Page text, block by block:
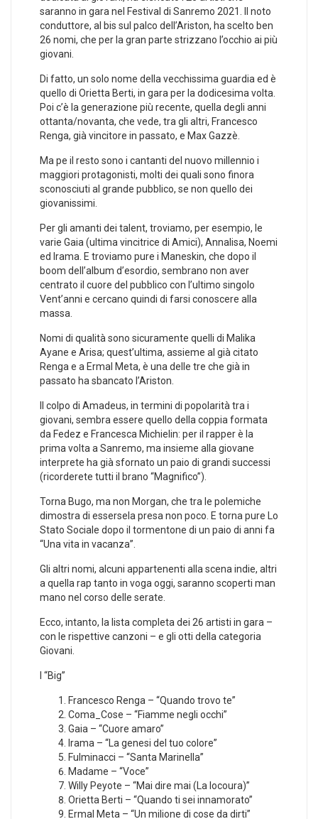
saranno in gara nel Festival di Sanremo 2021. Il noto
conduttore, al bis sul palco dell’Ariston, ha scelto ben
26 nomi, che per la gran parte strizzano l’occhio ai più
giovani.
Di fatto, un solo nome della vecchissima guardia ed è
quello di Orietta Berti, in gara per la dodicesima volta.
Poi c’è la generazione più recente, quella degli anni
ottanta/novanta, che vede, tra gli altri, Francesco
Renga, già vincitore in passato, e Max Gazzè.
Ma pe il resto sono i cantanti del nuovo millennio i
maggiori protagonisti, molti dei quali sono finora
sconosciuti al grande pubblico, se non quello dei
giovanissimi.
Per gli amanti dei talent, troviamo, per esempio, le
varie Gaia (ultima vincitrice di Amici), Annalisa, Noemi
ed Irama. E troviamo pure i Maneskin, che dopo il
boom dell’album d’esordio, sembrano non aver
centrato il cuore del pubblico con l’ultimo singolo
Vent’anni e cercano quindi di farsi conoscere alla
massa.
Nomi di qualità sono sicuramente quelli di Malika
Ayane e Arisa; quest’ultima, assieme al già citato
Renga e a Ermal Meta, è una delle tre che già in
passato ha sbancato l’Ariston.
Il colpo di Amadeus, in termini di popolarità tra i
giovani, sembra essere quello della coppia formata
da Fedez e Francesca Michielin: per il rapper è la
prima volta a Sanremo, ma insieme alla giovane
interprete ha già sfornato un paio di grandi successi
(ricorderete tutti il brano “Magnifico”).
Torna Bugo, ma non Morgan, che tra le polemiche
dimostra di essersela presa non poco. E torna pure Lo
Stato Sociale dopo il tormentone di un paio di anni fa
“Una vita in vacanza”.
Gli altri nomi, alcuni appartenenti alla scena indie, altri
a quella rap tanto in voga oggi, saranno scoperti man
mano nel corso delle serate.
Ecco, intanto, la lista completa dei 26 artisti in gara –
con le rispettive canzoni – e gli otti della categoria
Giovani.
I “Big”
Francesco Renga – “Quando trovo te”
Coma_Cose – “Fiamme negli occhi”
Gaia – “Cuore amaro”
Irama – “La genesi del tuo colore”
Fulminacci – “Santa Marinella”
Madame – “Voce”
Willy Peyote – “Mai dire mai (La locoura)”
Orietta Berti – “Quando ti sei innamorato”
Ermal Meta – “Un milione di cose da dirti”